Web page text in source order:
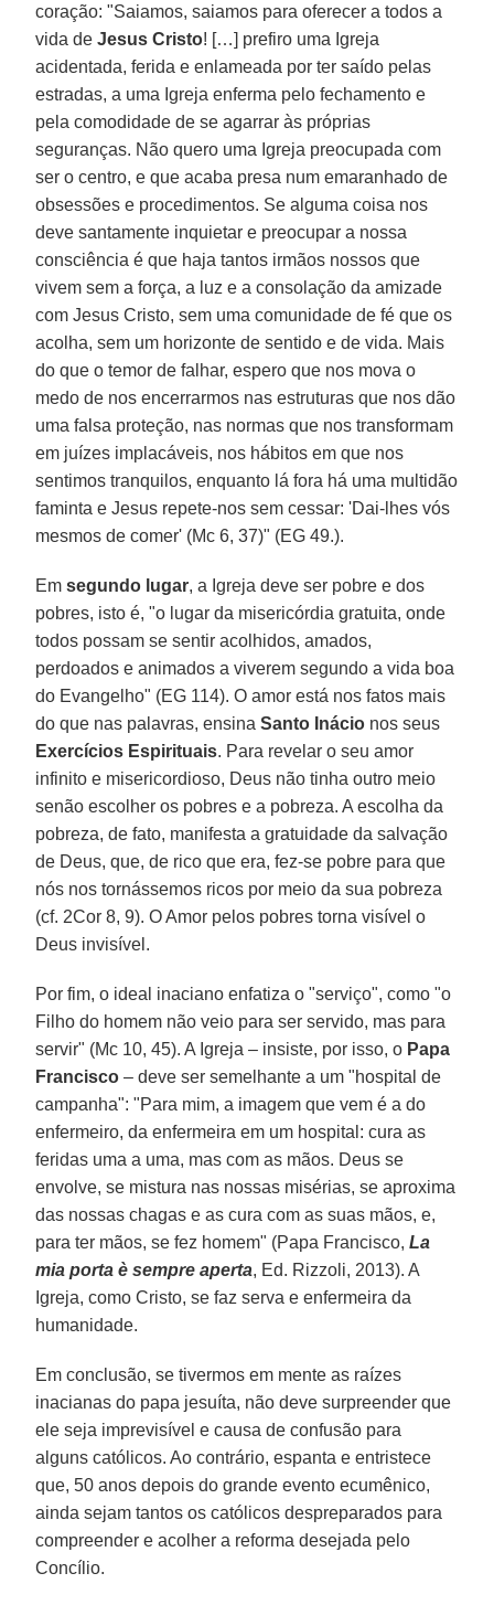
coração: "Saiamos, saiamos para oferecer a todos a
vida deJesus Cristo! […] prefiro uma Igreja
acidentada, ferida e enlameada por ter saído pelas
estradas, a uma Igreja enferma pelo fechamento e
pela comodidade de se agarrar às próprias
seguranças. Não quero uma Igreja preocupada com
ser o centro, e que acaba presa num emaranhado de
obsessões e procedimentos. Se alguma coisa nos
deve santamente inquietar e preocupar a nossa
consciência é que haja tantos irmãos nossos que
vivem sem a força, a luz e a consolação da amizade
com Jesus Cristo, sem uma comunidade de fé que os
acolha, sem um horizonte de sentido e de vida. Mais
do que o temor de falhar, espero que nos mova o
medo de nos encerrarmos nas estruturas que nos dão
uma falsa proteção, nas normas que nos transformam
em juízes implacáveis, nos hábitos em que nos
sentimos tranquilos, enquanto lá fora há uma multidão
faminta e Jesus repete-nos sem cessar: 'Dai-lhes vós
mesmos de comer' (Mc 6, 37)" (EG 49.).
Emsegundo lugar, a Igreja deve ser pobre e dos
pobres, isto é, "o lugar da misericórdia gratuita, onde
todos possam se sentir acolhidos, amados,
perdoados e animados a viverem segundo a vida boa
do Evangelho" (EG 114). O amor está nos fatos mais
do que nas palavras, ensinaSanto Inácio nos seus
Exercícios Espirituais. Para revelar o seu amor
infinito e misericordioso, Deus não tinha outro meio
senão escolher os pobres e a pobreza. A escolha da
pobreza, de fato, manifesta a gratuidade da salvação
de Deus, que, de rico que era, fez-se pobre para que
nós nos tornássemos ricos por meio da sua pobreza
(cf. 2Cor 8, 9). O Amor pelos pobres torna visível o
Deus invisível.
Por fim, o ideal inaciano enfatiza o "serviço", como "o
Filho do homem não veio para ser servido, mas para
servir" (Mc 10, 45). A Igreja – insiste, por isso, o Papa
Francisco – deve ser semelhante a um "hospital de
campanha": "Para mim, a imagem que vem é a do
enfermeiro, da enfermeira em um hospital: cura as
feridas uma a uma, mas com as mãos. Deus se
envolve, se mistura nas nossas misérias, se aproxima
das nossas chagas e as cura com as suas mãos, e,
para ter mãos, se fez homem" (Papa Francisco,La
mia porta è sempre aperta, Ed. Rizzoli, 2013). A
Igreja, como Cristo, se faz serva e enfermeira da
humanidade.
Em conclusão, se tivermos em mente as raízes
inacianas do papa jesuíta, não deve surpreender que
ele seja imprevisível e causa de confusão para
alguns católicos. Ao contrário, espanta e entristece
que, 50 anos depois do grande evento ecumênico,
ainda sejam tantos os católicos despreparados para
compreender e acolher a reforma desejada pelo
Concílio.